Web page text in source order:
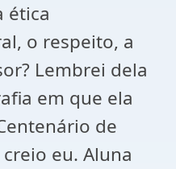
ética
o respeito, a
Lembrei dela
em que ela
de
eu. Aluna